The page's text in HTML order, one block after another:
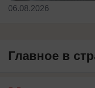
06.08.2026
Главное в